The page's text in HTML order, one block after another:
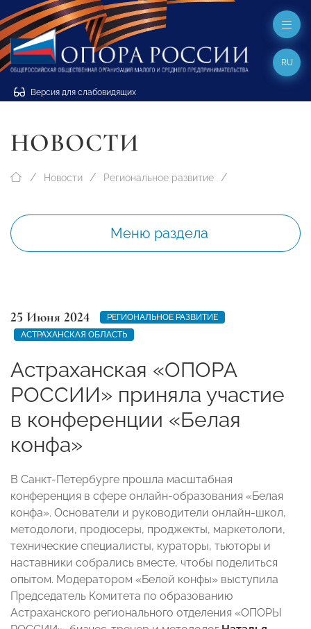
Версия для слабовидящих
RU
НОВОСТИ
Новости Региональное развитие
Меню раздела
25 Июня 2024
РЕГИОНАЛЬНОЕ РАЗВИТИЕ
АСТРАХАНСКАЯ ОБЛАСТЬ
Астраханская «ОПОРА
РОССИИ» приняла участие
в конференции «Белая
конфа»
В Санкт-Петербурге прошла масштабная
конференция в сфере онлайн-образования «Белая
конфа». Основатели и руководители онлайн-школ,
методологи, продюсеры, проджекты, маркетологи,
технические специалисты, кураторы, тьюторы и
наставники собрались вместе, чтобы поделиться
опытом. Модератором «Белой конфы» выступила
Председатель Комитета по образованию
Астраханского регионального отделения «ОПОРЫ